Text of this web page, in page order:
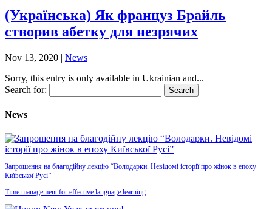
(Українська) Як француз Брайль
створив абетку для незрячих
Nov 13, 2020 | News
Sorry, this entry is only available in Ukrainian and...
Search for:
News
Запрошення на благодійну лекцію “Володарки. Невідомі історії про жінок в епоху
Київської Русі”
Time management for effective language learning